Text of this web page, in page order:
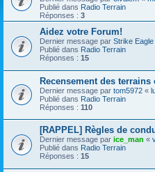
Publié dans Radio Terrain
Réponses : 3
Aidez votre Forum!
Dernier message par Strike Eagle
Publié dans Radio Terrain
Réponses : 15
Recensement des
Dernier message par tom5972 «
Publié dans Radio Terrain
Réponses : 110
[RAPPEL] Règles de
Dernier message par ice_man «
Publié dans Radio Terrain
Réponses : 15